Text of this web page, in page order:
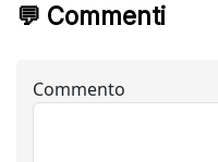
💬 Commenti